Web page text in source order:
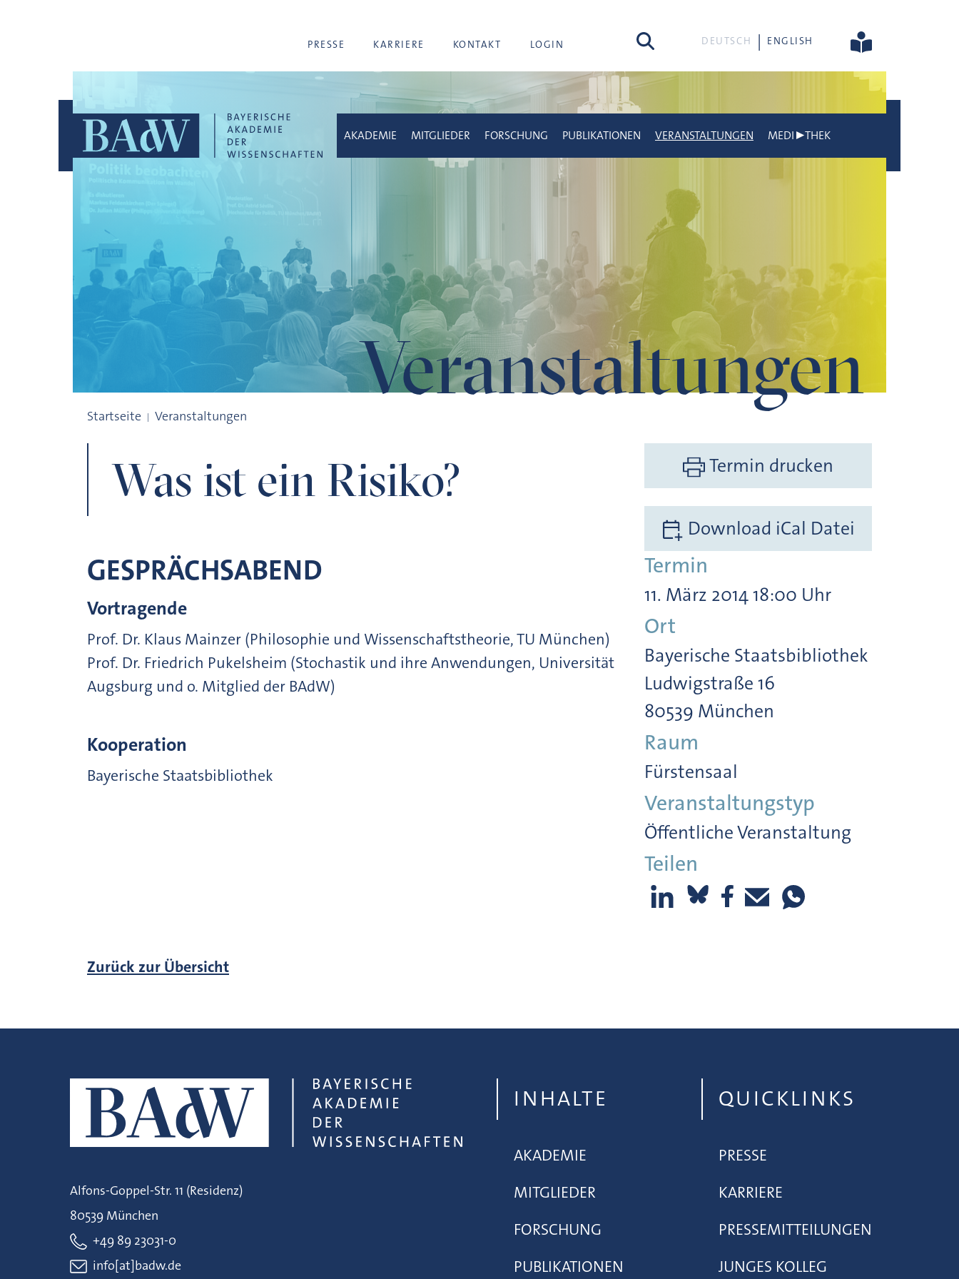
PRESSE KARRIERE KONTAKT LOGIN Suche DEUTSCH ENGLISH
Veranstaltungen
AKADEMIE MITGLIEDER FORSCHUNG PUBLIKATIONEN VERANSTALTUNGEN MEDI▶THEK
Startseite Veranstaltungen
Was ist ein Risiko?
GESPRÄCHSABEND
Vortragende
Prof. Dr. Klaus Mainzer (Philosophie und Wissenschaftstheorie, TU München)
Prof. Dr. Friedrich Pukelsheim (Stochastik und ihre Anwendungen, Universität
Augsburg und o. Mitglied der BAdW)
Kooperation
Bayerische Staatsbibliothek
Termin drucken
Download iCal Datei
Termin
11. März 2014 18:00 Uhr
Ort
Bayerische Staatsbibliothek
Ludwigstraße 16
80539 München
Raum
Fürstensaal
Veranstaltungstyp
Öffentliche Veranstaltung
Teilen
Zurück zur Übersicht
Alfons-Goppel-Str. 11 (Residenz)
80539 München
+49 89 23031-0
info[at]badw.de
INHALTE
AKADEMIE
MITGLIEDER
FORSCHUNG
PUBLIKATIONEN
QUICKLINKS
PRESSE
KARRIERE
PRESSEMITTEILUNGEN
JUNGES KOLLEG